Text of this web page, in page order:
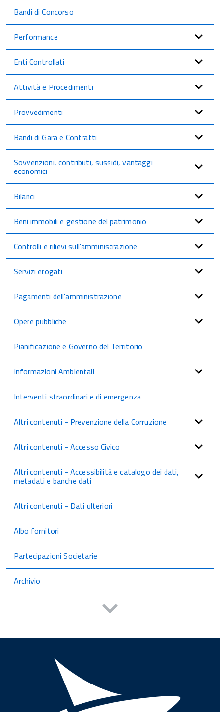
Bandi di Concorso
Performance
Enti Controllati
Attività e Procedimenti
Provvedimenti
Bandi di Gara e Contratti
Sovvenzioni, contributi, sussidi, vantaggi
economici
Bilanci
Beni immobili e gestione del patrimonio
Controlli e rilievi sull'amministrazione
Servizi erogati
Pagamenti dell'amministrazione
Opere pubbliche
Pianificazione e Governo del Territorio
Informazioni Ambientali
Interventi straordinari e di emergenza
Altri contenuti - Prevenzione della Corruzione
Altri contenuti - Accesso Civico
Altri contenuti - Accessibilità e catalogo dei dati,
metadati e banche dati
Altri contenuti - Dati ulteriori
Albo fornitori
Partecipazioni Societarie
Archivio